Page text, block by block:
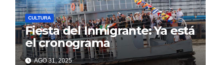
CULTURA
Fiesta del Inmigrante: Ya está
el cronograma
AGO 31, 2025